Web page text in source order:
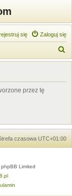
Zaloguj się
się
z
przez tę
czasowa UTC+01:00
Limited